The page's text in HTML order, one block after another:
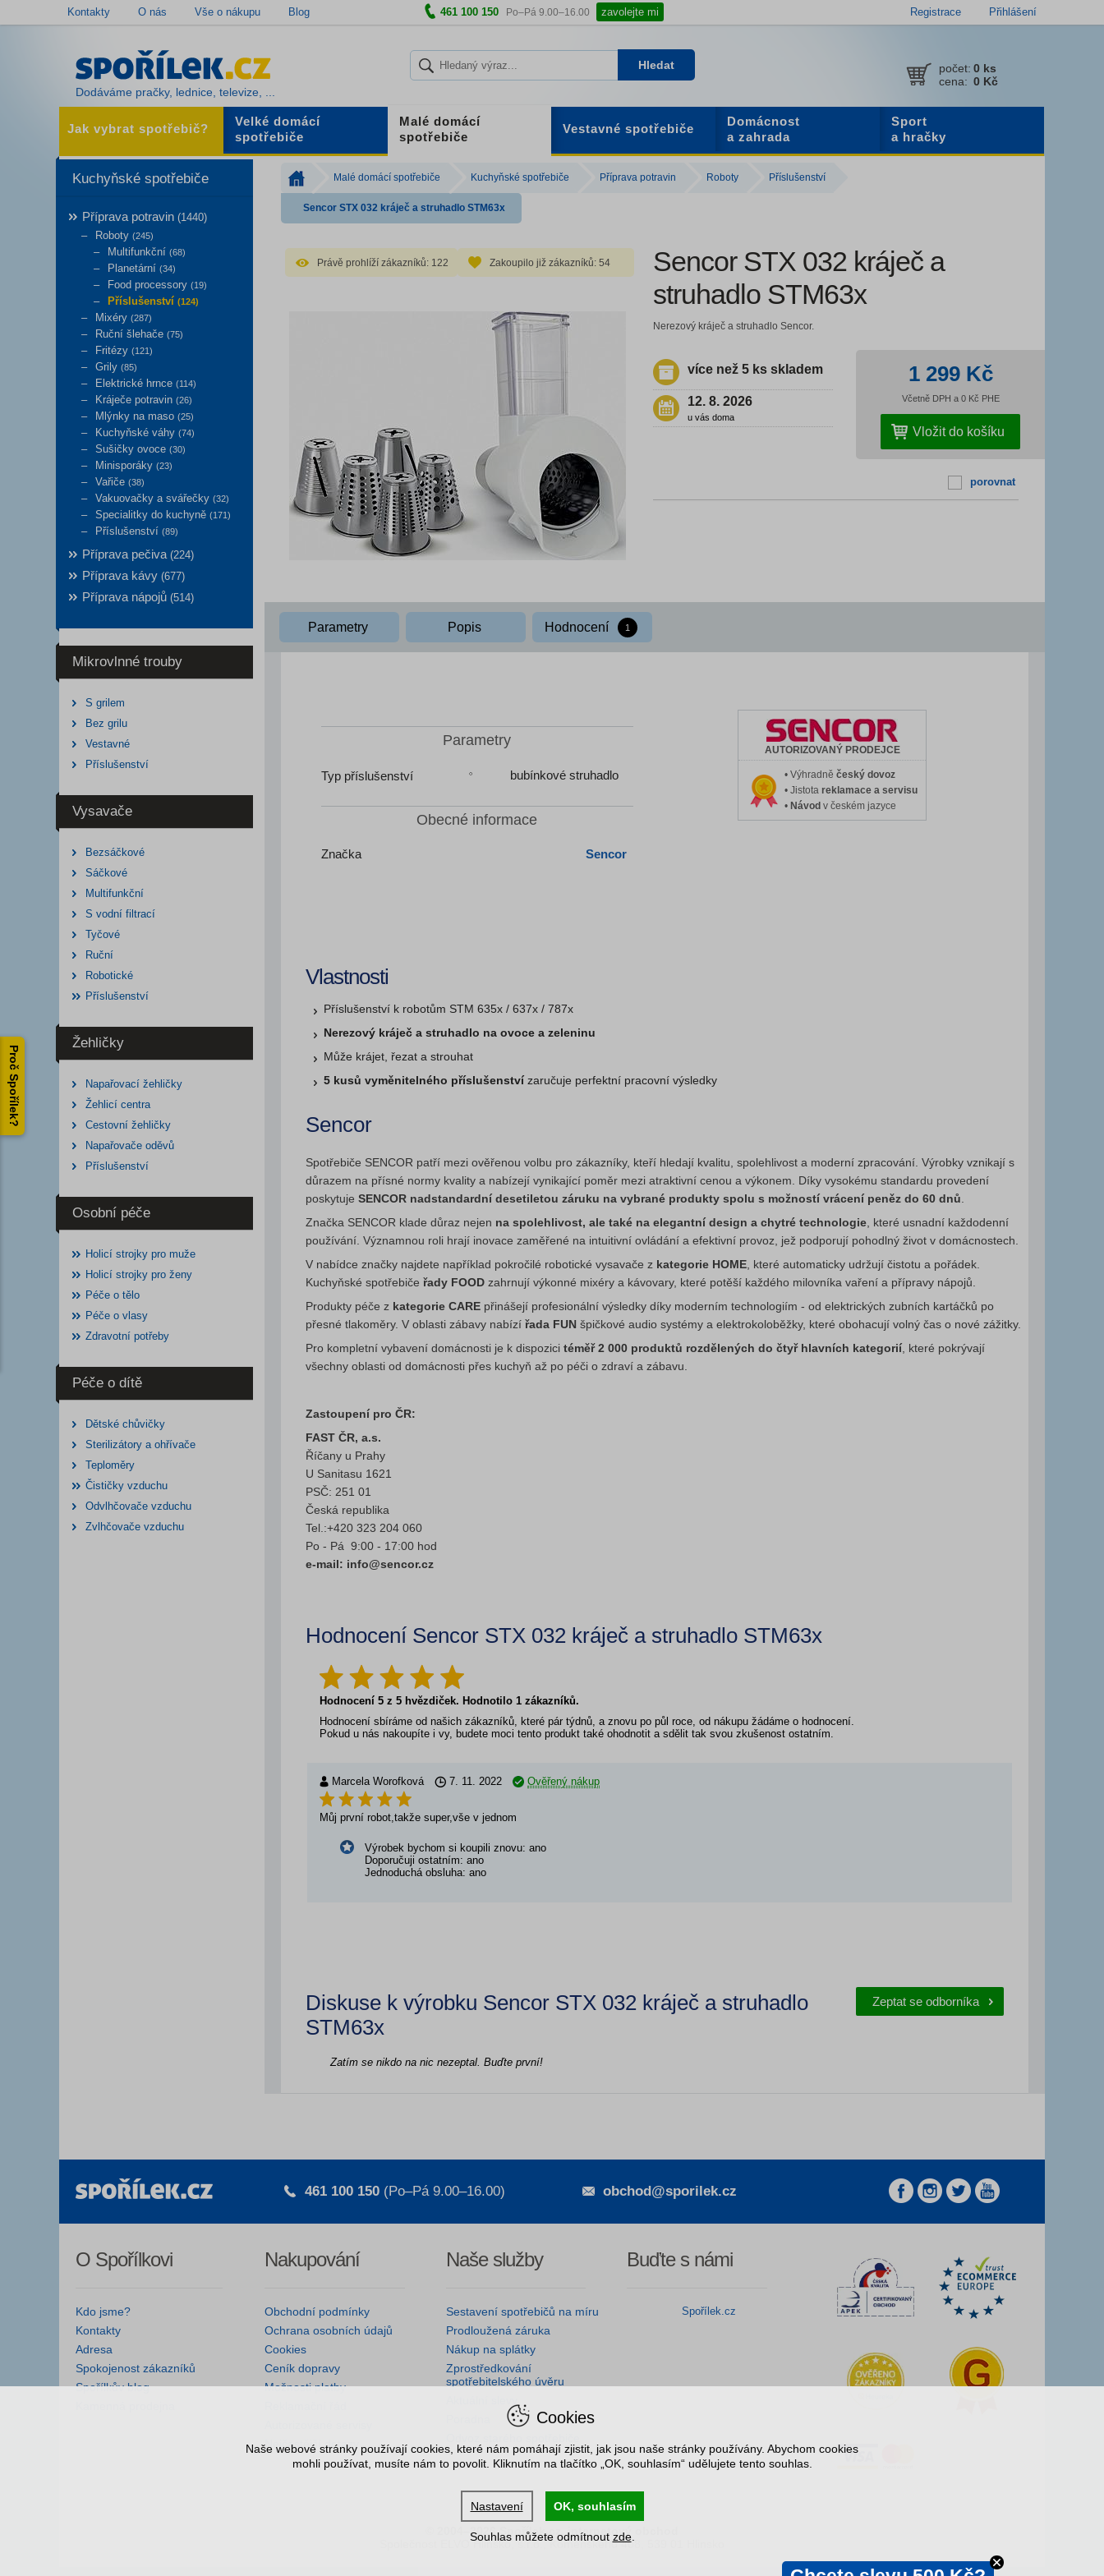
Proč Spořílek?
Kontakty O nás Vše o nákupu Blog 461 100 150 Po–Pá 9.00–16.00 zavolejte mi Registrace Přihlášení
Dodáváme pračky, lednice, televize, ...
počet: 0 ks
cena: 0 Kč
Hledat
Jak vybrat spotřebič?
Velké domácí
spotřebiče
Malé domácí
spotřebiče
Vestavné spotřebiče
Domácnost
a zahrada
Sport
a hračky
Malé domácí spotřebiče Kuchyňské spotřebiče Příprava potravin Roboty Příslušenství
Sencor STX 032 kráječ a struhadlo STM63x
Právě prohlíží zákazníků: 122 Zakoupilo již zákazníků: 54
Sencor STX 032 kráječ a
struhadlo STM63x
Nerezový kráječ a struhadlo Sencor.
více než 5 ks skladem
12. 8. 2026
u vás doma
1 299 Kč
Včetně DPH a 0 Kč PHE
porovnat
Parametry Popis Hodnocení 1
Parametry
Typ příslušenství bubínkové struhadlo
Obecné informace
Značka Sencor
AUTORIZOVANÝ PRODEJCE
• Výhradně český dovoz
• Jistota reklamace a servisu
• Návod v českém jazyce
Vlastnosti
Příslušenství k robotům STM 635x / 637x / 787x
Nerezový kráječ a struhadlo na ovoce a zeleninu
Může krájet, řezat a strouhat
5 kusů vyměnitelného příslušenstvízaručuje perfektní pracovní výsledky
Sencor
Spotřebiče SENCOR patří mezi ověřenou volbu pro zákazníky, kteří hledají kvalitu, spolehlivost a moderní zpracování. Výrobky vznikají s
důrazem na přísné normy kvality a nabízejí vynikající poměr mezi atraktivní cenou a výkonem. Díky vysokému standardu provedení
poskytuje SENCOR nadstandardní desetiletou záruku na vybrané produkty spolu s možností vrácení peněz do 60 dnů
Značka SENCOR klade důraz nejen na spolehlivost, ale také na elegantní design a chytré technologie , které usnadní každodenní
používání. Významnou roli hrají inovace zaměřené na intuitivní ovládání a efektivní provoz, jež podporují pohodlný život v domácnostech.
V nabídce značky najdete například pokročilé robotické vysavače z kategorie HOME , které automaticky udržují čistotu a pořádek.
Kuchyňské spotřebiče řady FOOD zahrnují výkonné mixéry a kávovary, které potěší každého milovníka vaření a přípravy nápojů.
Produkty péče z kategorie CARE přinášejí profesionální výsledky díky moderním technologiím - od elektrických zubních kartáčků po
přesné tlakoměry. V oblasti zábavy nabízí řada FUN špičkové audio systémy a elektrokoloběžky, které obohacují volný čas o nové zážitky.
Pro kompletní vybavení domácnosti je k dispozici téměř 2 000 produktů rozdělených do čtyř hlavních kategorií , které pokrývají
všechny oblasti od domácnosti přes kuchyň až po péči o zdraví a zábavu.
Zastoupení pro ČR:
FAST ČR, a.s.
Říčany u Prahy
U Sanitasu 1621
PSČ: 251 01
Česká republika
Tel.:+420 323 204 060
Po - Pá 9:00 - 17:00 hod
e-mail: info@sencor.cz
Hodnocení Sencor STX 032 kráječ a struhadlo STM63x
Hodnocení 5 z 5 hvězdiček. Hodnotilo 1 zákazníků.
Hodnocení sbíráme od našich zákazníků, které pár týdnů, a znovu po půl roce, od nákupu žádáme o hodnocení.
Pokud u nás nakoupíte i vy, budete moci tento produkt také ohodnotit a sdělit tak svou zkušenost ostatním.
Marcela Worofková 7. 11. 2022 Ověřený nákup
Můj první robot,takže super,vše v jednom
Výrobek bychom si koupili znovu: ano
Doporučuji ostatním: ano
Jednoduchá obsluha: ano
Diskuse k výrobku Sencor STX 032 kráječ a struhadlo
STM63x
Zeptat se odborníka
Zatím se nikdo na nic nezeptal. Buďte první!
Kuchyňské spotřebiče
Příprava potravin (1440)
Roboty (245)
Multifunkční (68)
Planetární (34)
Food processory (19)
Příslušenství (124)
Mixéry (287)
Ruční šlehače (75)
Fritézy (121)
Grily (85)
Elektrické hrnce (114)
Kráječe potravin (26)
Mlýnky na maso (25)
Kuchyňské váhy (74)
Sušičky ovoce (30)
Minisporáky (23)
Vařiče (38)
Vakuovačky a svářečky (32)
Specialitky do kuchyně (171)
Příslušenství (89)
Příprava pečiva (224)
Příprava kávy (677)
Příprava nápojů (514)
Mikrovlnné trouby
S grilem
Bez grilu
Vestavné
Příslušenství
Vysavače
Bezsáčkové
Sáčkové
Multifunkční
S vodní filtrací
Tyčové
Ruční
Robotické
Příslušenství
Žehličky
Napařovací žehličky
Žehlicí centra
Cestovní žehličky
Napařovače oděvů
Příslušenství
Osobní péče
Holicí strojky pro muže
Holicí strojky pro ženy
Péče o tělo
Péče o vlasy
Zdravotní potřeby
Péče o dítě
Dětské chůvičky
Sterilizátory a ohřívače
Teploměry
Čističky vzduchu
Odvlhčovače vzduchu
Zvlhčovače vzduchu
461 100 150 (Po–Pá 9.00–16.00) obchod@sporilek.cz
O Spořílkovi
Kdo jsme?
Kontakty
Adresa
Spokojenost zákazníků
Spořílkův blog
Nakupování
Obchodní podmínky
Ochrana osobních údajů
Cookies
Ceník dopravy
Možnosti platby
Nejčastější dotazy
Naše služby
Sestavení spotřebičů na míru
Prodloužená záruka
Nákup na splátky
Zprostředkování
spotřebitelského úvěru
Buďte s námi
Spořílek.cz
© 2004–2026 Spořílek.cz, internetový obchod
Společnost ELVO Hlinsko, s.r.o., Komenského 408, 539 01 Hlinsko
Cookies
Naše webové stránky používají cookies, které nám pomáhají zjistit, jak jsou naše stránky používány. Abychom cookies
mohli používat, musíte nám to povolit. Kliknutím na tlačítko „OK, souhlasím“ udělujete tento souhlas.
Nastavení OK, souhlasím
Souhlas můžete odmítnout zde.